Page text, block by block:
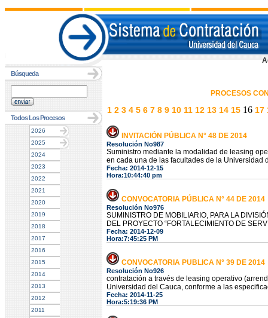
Búsqueda
Todos Los Procesos
2026
2025
2024
2023
2022
2021
2020
2019
2018
2017
2016
2015
2014
2013
2012
2011
PROCESOS
1 2 3 4 5 6 7 8 9 10 11 12 13 14 15 16 17
INVITACIÓN PÚBLICA N° 48 DE 2014
Resolución No987
Suministro mediante la modalidad de leasing
en cada una de las facultades de la Universidad
Fecha: 2014-12-15
Hora:10:44:40 pm
CONVOCATORIA PÚBLICA N° 44 DE 2014
Resolución No976
SUMINISTRO DE MOBILIARIO, PARA LA
DEL PROYECTO “FORTALECIMIENTO DE
Fecha: 2014-12-09
Hora:7:45:25 PM
CONVOCATORIA PUBLICA N° 39 DE 2014
Resolución No926
contratación a través de leasing operativo
Universidad del Cauca, conforme a las
Fecha: 2014-11-25
Hora:5:19:36 PM